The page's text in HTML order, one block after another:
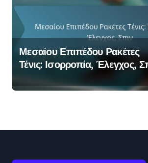
Μεσαίου Επιπέδου Ρακέτες
Τένις: Ισορροπία, Έλεγχος,